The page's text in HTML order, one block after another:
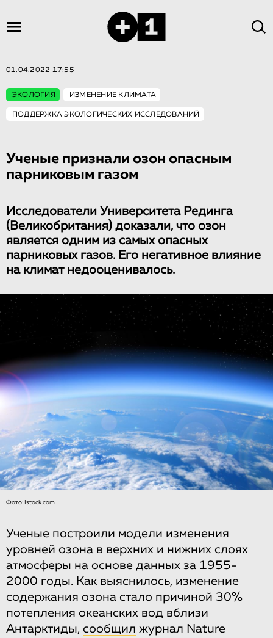
01.04.2022 17:55
ЭКОЛОГИЯ ИЗМЕНЕНИЕ КЛИМАТА
ПОДДЕРЖКА ЭКОЛОГИЧЕСКИХ ИССЛЕДОВАНИЙ
Ученые признали озон опасным
парниковым газом
Исследователи Университета Рединга
(Великобритания) доказали, что озон
является одним из самых опасных
парниковых газов. Его негативное влияние
на климат недооценивалось.
Фото: Istock.com
Ученые построили модели изменения
уровней озона в верхних и нижних слоях
атмосферы на основе данных за 1955-
2000 годы. Как выяснилось, изменение
содержания озона стало причиной 30%
потепления океанских вод вблизи
Антарктиды, сообщил журнал Nature